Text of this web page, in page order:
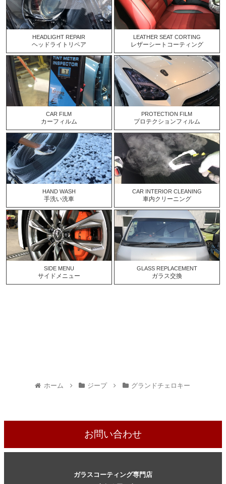
HEADLIGHT REPAIR
ヘッドライトリペア
LEATHER SEAT CORTING
レザーシートコーティング
CAR FILM
カーフィルム
PROTECTION FILM
プロテクションフィルム
HAND WASH
手洗い洗車
CAR INTERIOR CLEANING
車内クリーニング
SIDE MENU
サイドメニュー
GLASS REPLACEMENT
ガラス交換
ホーム ジープ グランドチェロキー
お問い合わせ
ガラスコーティング専門店